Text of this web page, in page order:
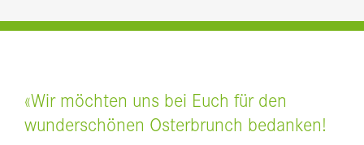
«Wir möchten uns bei Euch für den
wunderschönen Osterbrunch bedanken!